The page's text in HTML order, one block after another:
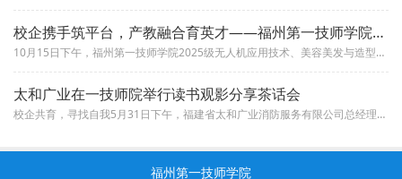
校企携手筑平台，产教融合育英才——福州第一技师学院2025级
10月15日下午，福州第一技师学院2025级无人机应用技术、美容美发与造型（美容）专业企业订单班开班式分别在艺圃工作室与...
太和广业在一技师院举行读书观影分享茶话会
校企共育，寻找自我5月31日下午，福建省太和广业消防服务有限公司总经理林春萍、高级工程师方元发和行政总监魏雅静一行走进福...
福州第一技师学院